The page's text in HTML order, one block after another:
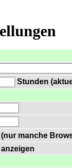
Stunden
(nur manche
anzeigen